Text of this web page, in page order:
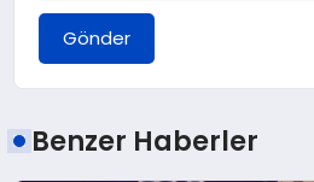
Gönder
Benzer Haberler